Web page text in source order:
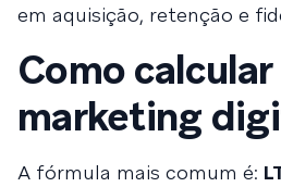
em aquisição, retenção e
Como calcular
marketing
A fórmula mais comum é: